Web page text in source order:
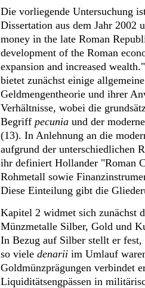
Die vorliegende Untersuchung
Dissertation aus dem Jahr 2002
money in the late Roman
development of the Roman
expansion and increased
bietet zunächst einige
Geldmengentheorie und ihrer
Verhältnisse, wobei die
Begriff pecunia und der
(13). In Anlehnung an die
aufgrund der unterschiedlichen
ihr definiert Hollander "Roman
Rohmetall sowie
Diese Einteilung gibt die
Kapitel 2 widmet sich zunächst
Münzmetalle Silber, Gold und
In Bezug auf Silber stellt er
so viele denarii im Umlauf
Goldmünzprägungen verbindet
Liquiditätsengpässen in